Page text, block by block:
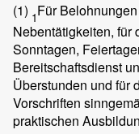
(1) 1Für
Nebentätigkeiten, für
Sonntagen,
Bereitschaftsdienst
Überstunden und für
Vorschriften
praktischen